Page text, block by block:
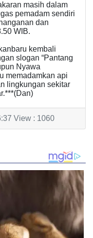
masih dalam
pemadam sendiri
dan
WIB.
kembali
slogan “Pantang
Nyawa
memadamkan api
lingkungan sekitar
View : 1060